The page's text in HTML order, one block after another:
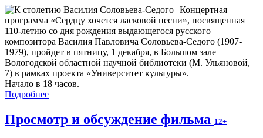
Концертная
программа «Сердцу хочется ласковой песни», посвященная
110-летию со дня рождения выдающегося русского
композитора Василия Павловича Соловьева-Седого (1907-
1979), пройдет в пятницу, 1 декабря, в Большом зале
Вологодской областной научной библиотеки (М. Ульяновой,
7) в рамках проекта «Университет культуры».
Начало в 18 часов.
Подробнее
Просмотр и обсуждение фильма 12+